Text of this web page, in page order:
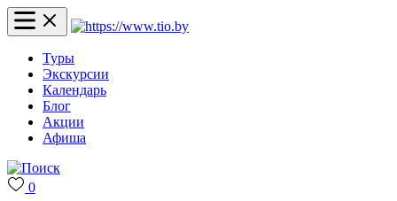
Туры
Экскурсии
Календарь
Блог
Акции
Афиша
0